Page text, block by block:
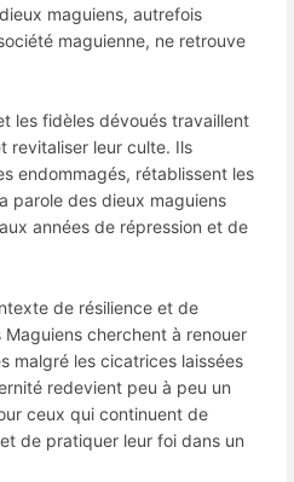
maguiens, autrefois
maguienne, ne retrouve
les fidèles dévoués travaillent
revitaliser leur culte. Ils
endommagés, rétablissent les
parole des dieux maguiens
années de répression et de
de résilience et de
cherchent à renouer
malgré les cicatrices laissées
redevient peu à peu un
ceux qui continuent de
de pratiquer leur foi dans un